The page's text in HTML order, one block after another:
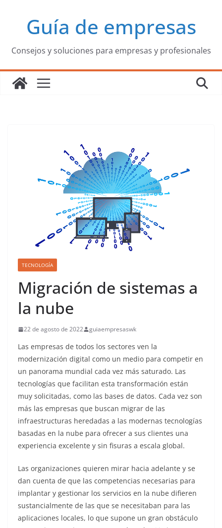
contenidoGuía de empresas
Consejos y soluciones para empresas y profesionales
TECNOLOGÍA
Migración de sistemas a
la nube
22 de agosto de 2022 guiaempresaswk
Las empresas de todos los sectores ven la
modernización digital como un medio para competir en
un panorama mundial cada vez más saturado. Las
tecnologías que facilitan esta transformación están
muy solicitadas, como las bases de datos. Cada vez son
más las empresas que buscan migrar de las
infraestructuras heredadas a las modernas tecnologías
basadas en la nube para ofrecer a sus clientes una
experiencia excelente y sin fisuras a escala global.
Las organizaciones quieren mirar hacia adelante y se
dan cuenta de que las competencias necesarias para
implantar y gestionar los servicios en la nube difieren
sustancialmente de las que se necesitaban para las
aplicaciones locales, lo que supone un gran obstáculo